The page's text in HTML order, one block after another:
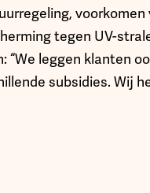
tegen UV-
“We leggen klanten
subsidies. Wij